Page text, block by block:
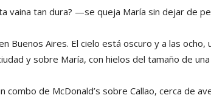
vaina tan dura? —se queja María sin dejar de
Buenos Aires. El cielo está oscuro y a las
y sobre María, con hielos del tamaño de
combo de McDonald’s sobre Callao, cerca de